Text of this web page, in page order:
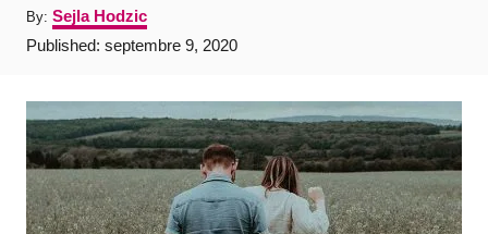
By: A
u
t
o
r
Sejla Hodzic
P
e
d
o
n
Published: septembre 9, 2020